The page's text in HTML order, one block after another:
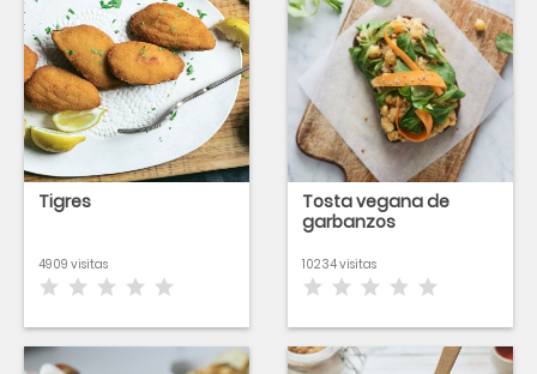
Tigres
4909 visitas
Tosta vegana de
garbanzos
10234 visitas